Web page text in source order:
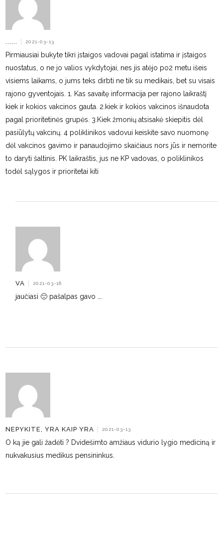
| 2021-03-13
Pirmiausiai bukyte tikri įstaigos vadovai pagal istatima ir įstaigos
nuostatus, o ne jo valios vykdytojai, nes jis atėjo po2 metu išeis
visiems laikams, o jums teks dirbti ne tik su medikais, bet su visais
rajono gyventojais. 1. Kas savaitę informacija per rajono laikraštį
kiek ir kokios vakcinos gauta. 2.kiek ir kokios vakcinos išnaudota
pagal prioritetinės grupės. 3.Kiek žmonių atsisakė skiepitis dėl
pasiūlytų vakcinų. 4 poliklinikos vadovui keiskite savo nuomonę
dėl vakcinos gavimo ir panaudojimo skaičiaus nors jūs ir nemorite
to daryti šaltinis. PK laikraštis, jus ne KP vadovas, o poliklinikos
todėl sąlygos ir prioritetai kiti
VA | 2021-03-16
jaučiasi 🙁 pašalpas gavo ….
NEPYKITE, YRA KAIP YRA | 2021-03-13
O ką jie gali žadėti ? Dvidešimto amžiaus vidurio lygio mediciną ir
nukvakusius medikus pensininkus.